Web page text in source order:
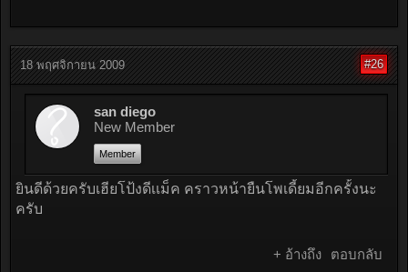
18 พฤศจิกายน 2009 #26
san diego
New Member
Member
ยินดีด้วยครับเฮียโป้งดีเเม็ค คราวหน้ายืนโพเดี้ยมอีกครั้งนะ
ครับ
+ อ้างถึง ตอบกลับ